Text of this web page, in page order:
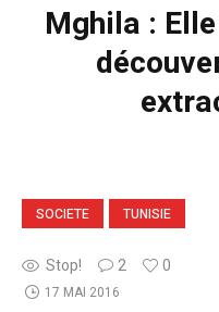
Mghila :
SOCIETE TUNISIE
Stop! 2 0
17 MAI 2016